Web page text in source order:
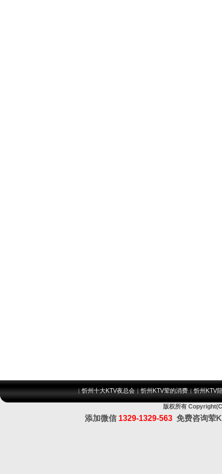
|忻州十大KTV夜总会 |忻州KTV荤的消费 |忻州KTV
版权所有
添加微信 1329-1329-563 免费咨询荤